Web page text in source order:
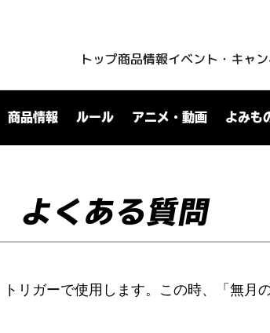
トップ商品情報イベント・キャ
商品情報 ルール アニメ・動画 よみも
よくある質問
トリガーで使用します。この時、「無月